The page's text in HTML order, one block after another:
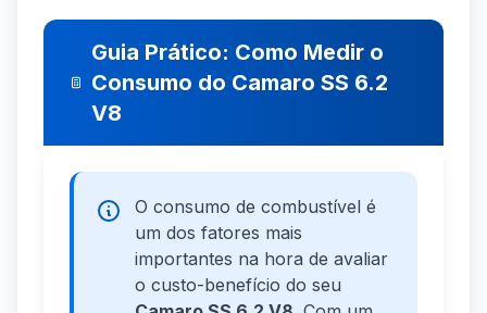
Guia Prático: Como Medir o
Consumo do Camaro SS 6.2
V8
O consumo de combustível é
um dos fatores mais
importantes na hora de avaliar
o custo-benefício do seu